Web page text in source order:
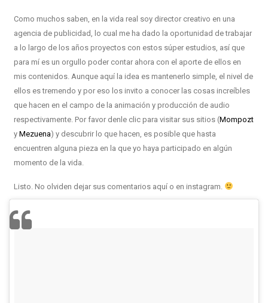
Como muchos saben, en la vida real soy director creativo en una
agencia de publicidad, lo cual me ha dado la oportunidad de trabajar
a lo largo de los años proyectos con estos súper estudios, así que
para mí es un orgullo poder contar ahora con el aporte de ellos en
mis contenidos. Aunque aquí la idea es mantenerlo simple, el nivel de
ellos es tremendo y por eso los invito a conocer las cosas increíbles
que hacen en el campo de la animación y producción de audio
respectivamente. Por favor denle clic para visitar sus sitios (Mompozt
y Mezuena) y descubrir lo que hacen, es posible que hasta
encuentren alguna pieza en la que yo haya participado en algún
momento de la vida.
Listo. No olviden dejar sus comentarios aquí o en instagram.